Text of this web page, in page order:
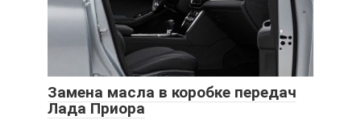
Замена масла в коробке передач
Лада Приора